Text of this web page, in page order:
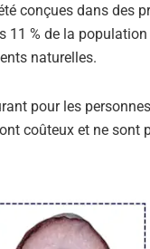
conçues dans des
11 % de la
naturelles.
pour les
coûteux et ne sont